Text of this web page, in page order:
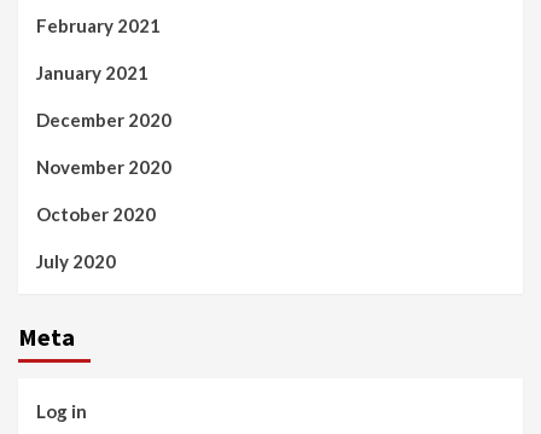
February 2021
January 2021
December 2020
November 2020
October 2020
July 2020
Meta
Log in